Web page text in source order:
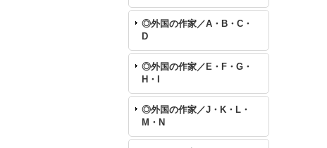
◎外国の作家／A・B・C・
D
◎外国の作家／E・F・G・
H・I
◎外国の作家／J・K・L・
M・N